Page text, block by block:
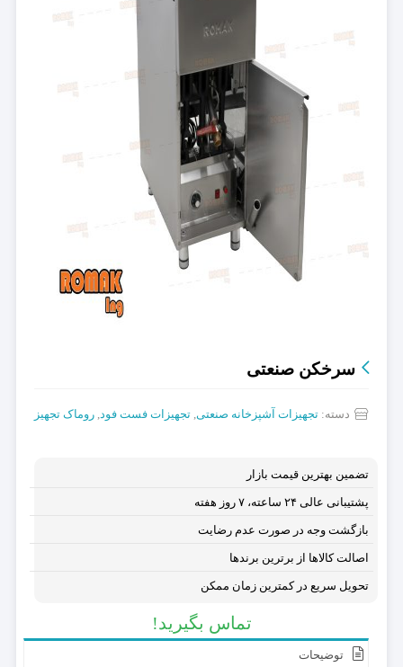
سرخکن صنعتی
دسته: تجهیزات آشپزخانه صنعتی تجهیزات فست فود روماک تجهیز
تضمین بهترین قیمت بازار
پشتیبانی عالی ۲۴ ساعته، ۷ روز هفته
بازگشت وجه در صورت عدم رضایت
اصالت کالاها از برترین برندها
تحویل سریع در کمترین زمان ممکن
تماس بگیرید!
توضیحات